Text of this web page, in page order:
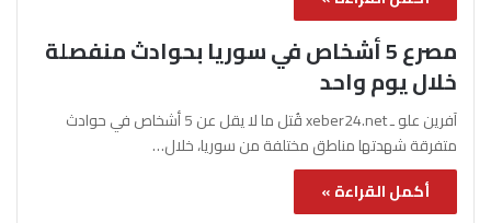
مصرع 5 أشخاص في سوريا بحوادث منفصلة
خلال يوم واحد
آفرين علو ـ xeber24.net قُتل ما لا يقل عن 5 أشخاص في حوادث
متفرقة شهدتها مناطق مختلفة من سوريا، خلال…
أكمل القراءة »